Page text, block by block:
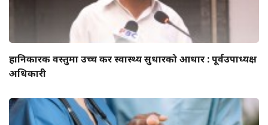
हानिकारक वस्तुमा उच्च कर स्वास्थ्य सुधारको आधार : पूर्वउपाध्यक्ष
अधिकारी